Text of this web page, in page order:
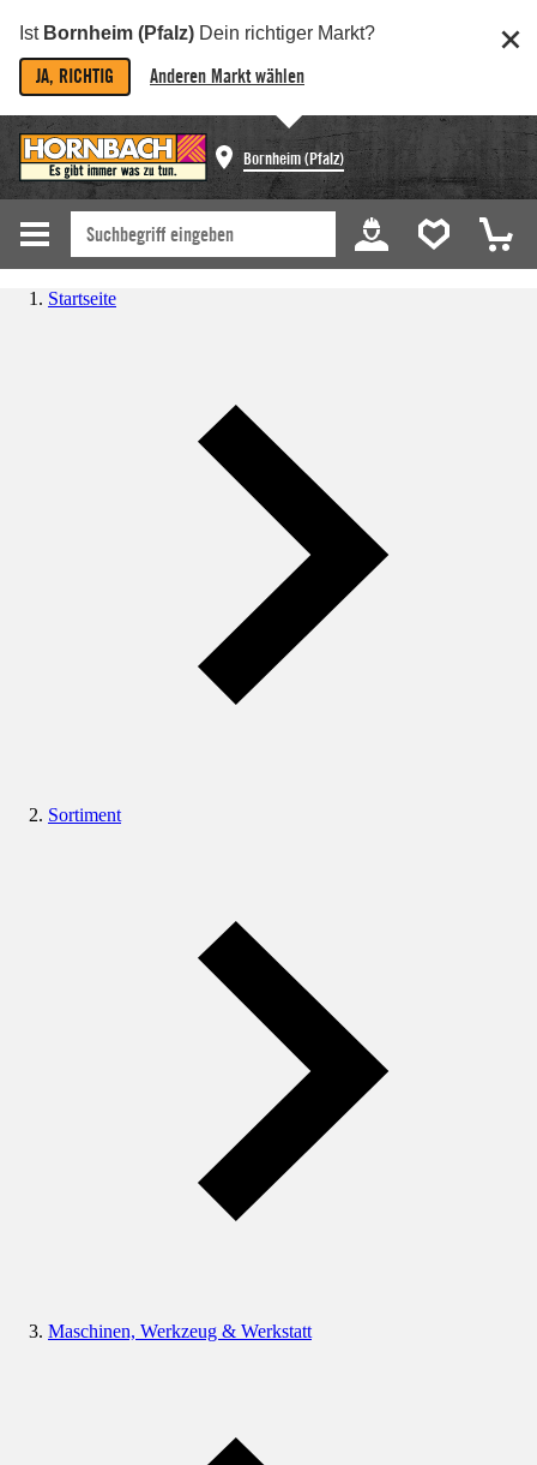
Ist Bornheim (Pfalz) Dein richtiger Markt?
JA, RICHTIG Anderen Markt wählen
Bornheim (Pfalz)
Startseite
Sortiment
Maschinen, Werkzeug & Werkstatt